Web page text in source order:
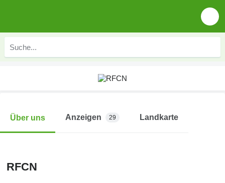
Über uns Anzeigen 29 Landkarte
RFCN